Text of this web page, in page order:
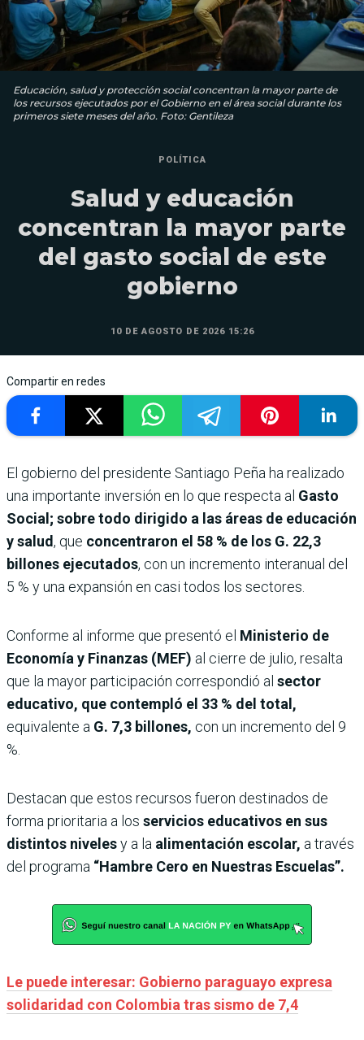
Educación, salud y protección social concentran la mayor parte de
los recursos ejecutados por el Gobierno en el área social durante los
primeros siete meses del año. Foto: Gentileza
POLÍTICA
Salud y educación
concentran la mayor parte
del gasto social de este
gobierno
10 DE AGOSTO DE 2026 15:26
Compartir en redes
El gobierno del presidente Santiago Peña ha realizado
una importante inversión en lo que respecta al Gasto
Social; sobre todo dirigido a las áreas de educación
y salud, que concentraron el 58 % de los G. 22,3
billones ejecutados, con un incremento interanual del
5 % y una expansión en casi todos los sectores.
Conforme al informe que presentó el Ministerio de
Economía y Finanzas (MEF) al cierre de julio, resalta
que la mayor participación correspondió al sector
educativo, que contempló el 33 % del total,
equivalente a G. 7,3 billones, con un incremento del 9
%.
Destacan que estos recursos fueron destinados de
forma prioritaria a los servicios educativos en sus
distintos nivelesy a la alimentación escolar, a través
del programa “Hambre Cero en Nuestras Escuelas”.
Le puede interesar: Gobierno paraguayo expresa
solidaridad con Colombia tras sismo de 7,4